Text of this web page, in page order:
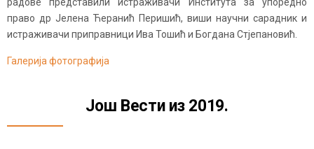
право др Јелена Ћеранић Перишић, виши научни сарадник и
истраживачи приправници Ива Тошић и Богдана Стјепановић.
Галерија фотографија
Још Вести из 2019.